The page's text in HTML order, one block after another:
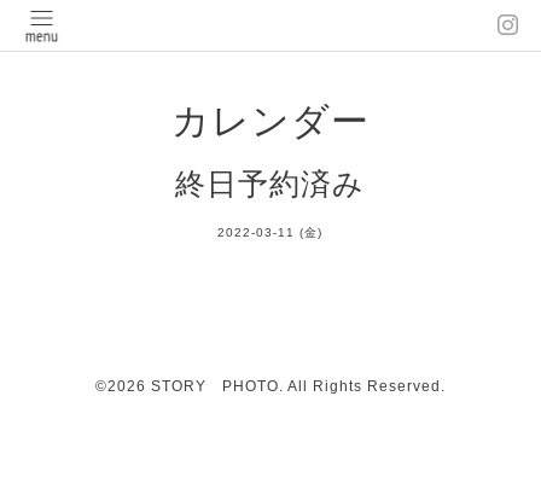
カレンダー
終日予約済み
2022-03-11 (金)
©2026 STORY PHOTO. All Rights Reserved.